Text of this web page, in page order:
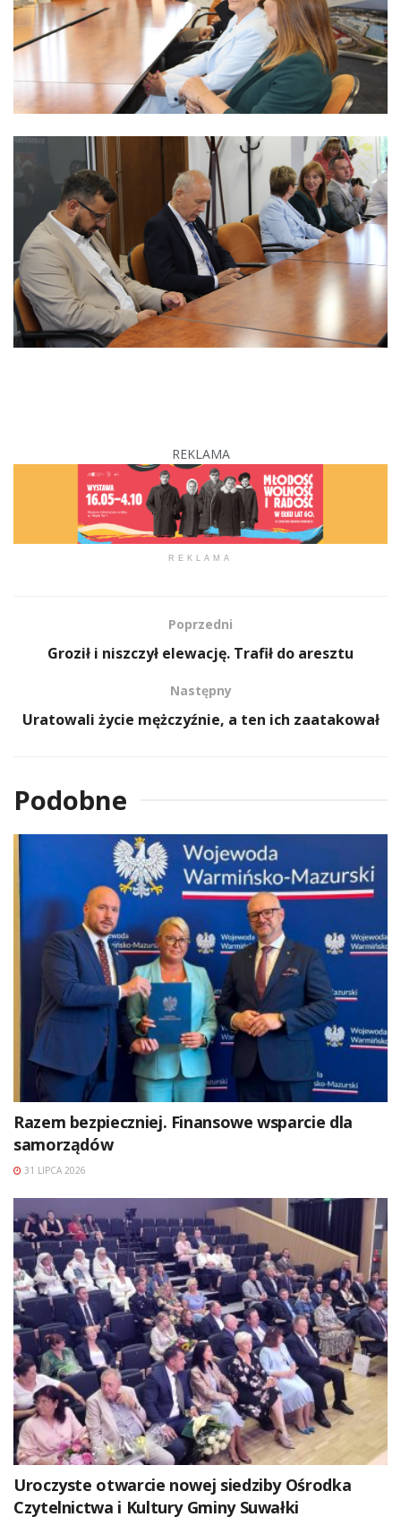
REKLAMA
REKLAMA
Poprzedni
Groził i niszczył elewację. Trafił do aresztu
Następny
Uratowali życie mężczyźnie, a ten ich zaatakował
Podobne
Razem bezpieczniej. Finansowe wsparcie dla
samorządów
31 LIPCA 2026
Uroczyste otwarcie nowej siedziby Ośrodka
Czytelnictwa i Kultury Gminy Suwałki